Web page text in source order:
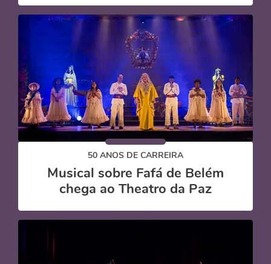
50 ANOS DE CARREIRA
Musical sobre Fafá de Belém
chega ao Theatro da Paz